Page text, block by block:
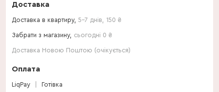
Доставка
Доставка в квартиру, 5-7 днів 150 ₴
Забрати з магазину, сьогодні 0 ₴
Доставка Новою Поштою (очікується)
Оплата
LiqPay Готівка